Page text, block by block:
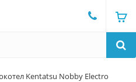
Kentatsu Nobby Electro